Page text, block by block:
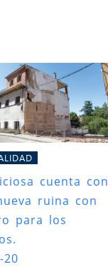
cuenta con
ruina con
para los
20